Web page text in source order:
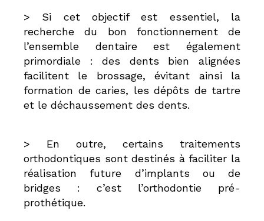
> Si cet objectif est essentiel, la
recherche du bon fonctionnement de
l’ensemble dentaire est également
primordiale : des dents bien alignées
facilitent le brossage, évitant ainsi la
formation de caries, les dépôts de tartre
et le déchaussement des dents.
> En outre, certains traitements
orthodontiques sont destinés à faciliter la
réalisation future d’implants ou de
bridges : c’est l’orthodontie pré-
prothétique.